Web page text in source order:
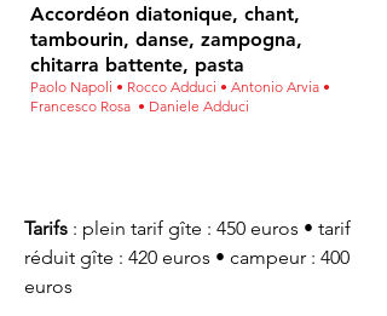
Accordéon diatonique, chant,
tambourin, danse, zampogna,
chitarra battente, pasta
Paolo Napoli • Rocco Adduci • Antonio Arvia •
Francesco Rosa • Daniele Adduci
Tarifs : plein tarif gîte : 450 euros • tarif
réduit gîte : 420 euros • campeur : 400
euros